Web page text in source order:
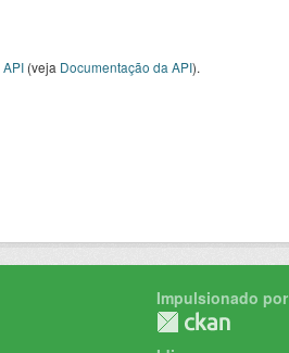
API (veja Documentação da API).
Impulsionado por